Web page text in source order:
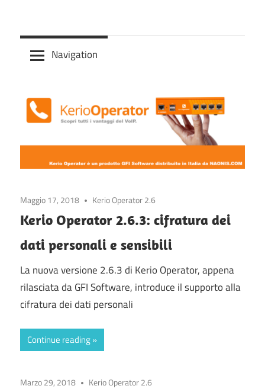
content
Kerio
telefonico
VoIP
Asterix
con
semplice
Navigation
Maggio 17, 2018 Kerio Operator 2.6
Kerio Operator 2.6.3: cifratura dei
dati personali e sensibili
La nuova versione 2.6.3 di Kerio Operator, appena
rilasciata da GFI Software, introduce il supporto alla
cifratura dei dati personali
Continue reading
Marzo 29, 2018 Kerio Operator 2.6